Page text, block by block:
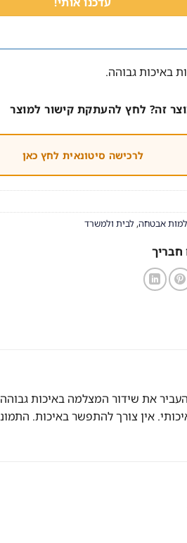
באיכות גבוהה.
זה? לחץ להעתקת קישור למוצר
לרכישה סיטונאית לחץ כאן
אבטחה, לבית ולמשרד
את שידור המצלמה באיכות